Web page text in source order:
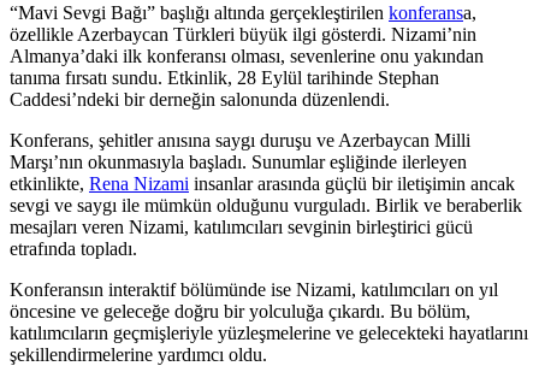
“Mavi Sevgi Bağı” başlığı altında gerçekleştirilen konferansa,
özellikle Azerbaycan Türkleri büyük ilgi gösterdi. Nizami’nin
Almanya’daki ilk konferansı olması, sevenlerine onu yakından
tanıma fırsatı sundu. Etkinlik, 28 Eylül tarihinde Stephan
Caddesi’ndeki bir derneğin salonunda düzenlendi.
Konferans, şehitler anısına saygı duruşu ve Azerbaycan Milli
Marşı’nın okunmasıyla başladı. Sunumlar eşliğinde ilerleyen
etkinlikte, Rena Nizami insanlar arasında güçlü bir iletişimin ancak
sevgi ve saygı ile mümkün olduğunu vurguladı. Birlik ve beraberlik
mesajları veren Nizami, katılımcıları sevginin birleştirici gücü
etrafında topladı.
Konferansın interaktif bölümünde ise Nizami, katılımcıları on yıl
öncesine ve geleceğe doğru bir yolculuğa çıkardı. Bu bölüm,
katılımcıların geçmişleriyle yüzleşmelerine ve gelecekteki hayatlarını
şekillendirmelerine yardımcı oldu.